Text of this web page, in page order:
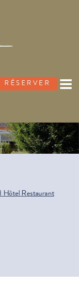
RÉSERVER
Hôtel Restaurant